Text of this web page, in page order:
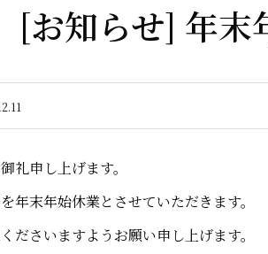
[お知らせ] 年末
礼申し上げます。
年末年始休業とさせていただきます。
ださいますようお願い申し上げます。